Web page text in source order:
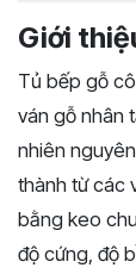
Giới
Tủ bếp gỗ
ván gỗ nhân
nhiên
thành từ các
bằng keo
độ cứng, độ